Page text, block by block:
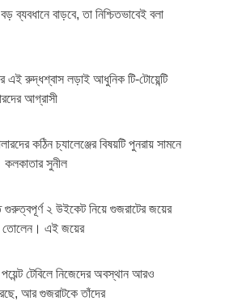
ব্যবধানে বাড়বে, তা নিশ্চিতভাবেই বলা
এই রুদ্ধশ্বাস লড়াই আধুনিক টি-টোয়েন্টি
আগ্রাসী
কঠিন চ্যালেঞ্জের বিষয়টি পুনরায় সামনে
কলকাতার সুনীল
গুরুত্বপূর্ণ ২ উইকেট নিয়ে গুজরাটের জয়ের
তোলেন। এই জয়ের
টেবিলে নিজেদের অবস্থান আরও
আর গুজরাটকে তাঁদের